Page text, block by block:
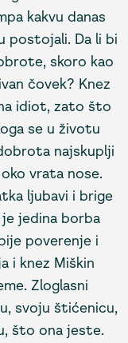
kakvu danas
postojali. Da li bi
skoro kao
čovek? Knez
idiot, zato što
se u životu
najskuplji
vrata nose.
ljubavi i brige
je jedina borba
poverenje i
i knez Miškin
Zloglasni
svoju štićenicu,
što ona jeste.